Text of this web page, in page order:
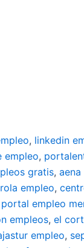
, linkedin
empleo,
gratis, aena
empleo,
portal empleo
empleos, el
empleo,